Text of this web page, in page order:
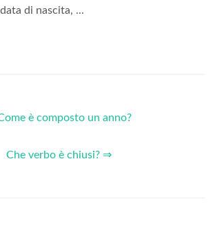
di nascita, ...
è composto un anno?
Che verbo è chiusi? ⇒